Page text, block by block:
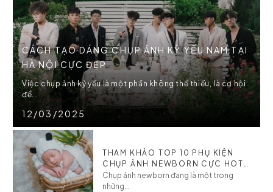
CÁCH TẠO DÁNG CHỤP ẢNH KỶ YẾU NAM TẠI
HÀ NỘI CỰC ĐẸP
12/03/2025
Việc chụp ảnh kỷ yếu là một phần không thể thiếu, là cơ hội
để...
THAM KHẢO TOP 10 PHỤ KIỆN
CHỤP ẢNH NEWBORN CỰC HOT
CHO BÉ
Chụp ảnh newborn đang là một trong
những...